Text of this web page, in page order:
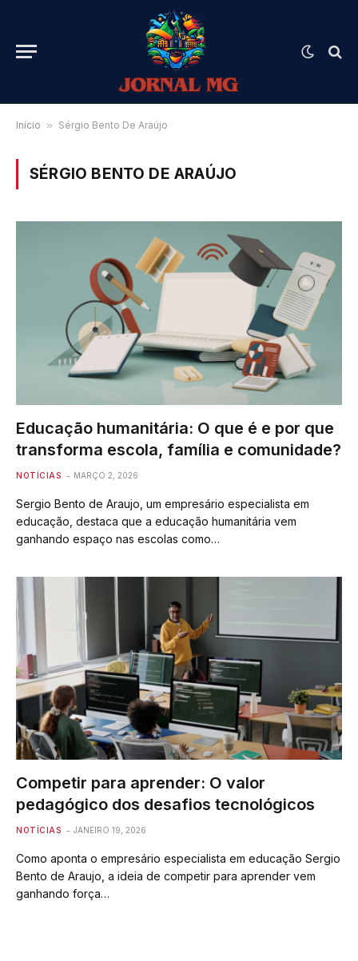
Início » Sérgio Bento De Araújo
SÉRGIO BENTO DE ARAÚJO
Educação humanitária: O que é e por que
transforma escola, família e comunidade?
NOTÍCIAS MARÇO 2, 2026
Sergio Bento de Araujo, um empresário especialista em
educação, destaca que a educação humanitária vem
ganhando espaço nas escolas como…
Competir para aprender: O valor
pedagógico dos desafios tecnológicos
NOTÍCIAS JANEIRO 19, 2026
Como aponta o empresário especialista em educação Sergio
Bento de Araujo, a ideia de competir para aprender vem
ganhando força…